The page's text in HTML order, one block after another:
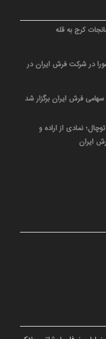
کرج به قله
در شرکت فرش ایران در
فرش ایران برگزار شد
نمادی از اراده و
ایران